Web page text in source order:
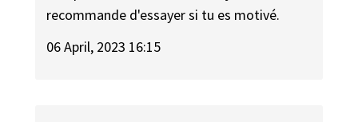
recommande d'essayer si tu es motivé.
06 April, 2023 16:15